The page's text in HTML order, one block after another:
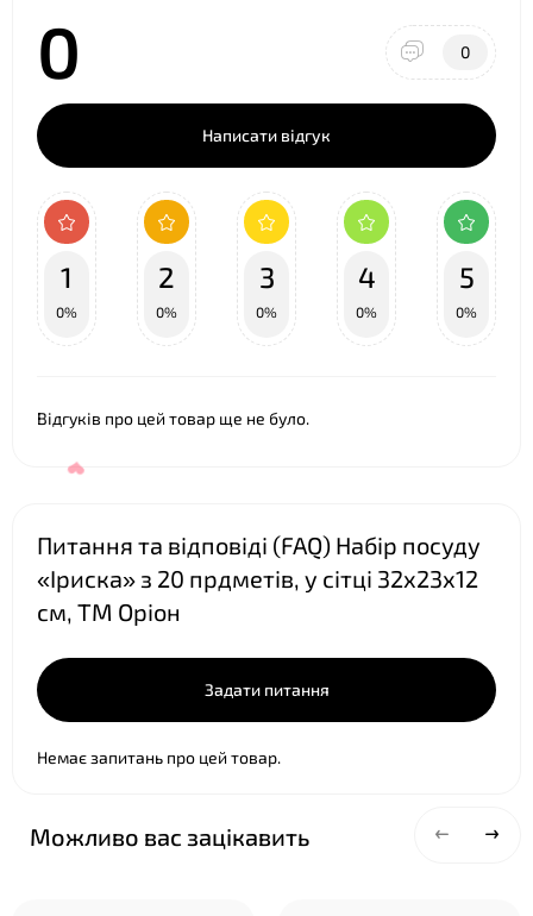
0 0
Написати відгук
1
0%
2
0%
3
0%
4
0%
5
0%
Відгуків про цей товар ще не було.
Питання та відповіді (FAQ) Набір посуду
«Іриска» з 20 прдметів, у сітці 32х23х12
см, ТМ Оріон
Задати питання
Немає запитань про цей товар.
Можливо вас зацікавить
❤